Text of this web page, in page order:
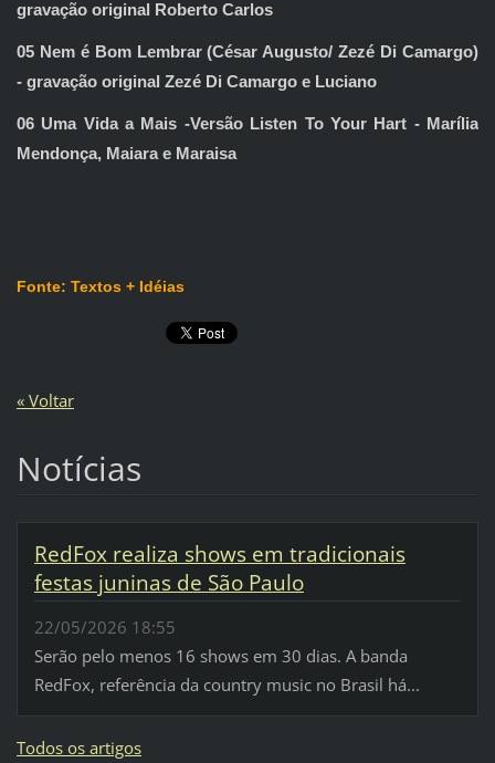
gravação original Roberto Carlos
05 Nem é Bom Lembrar (César Augusto/ Zezé Di Camargo)
- gravação original Zezé Di Camargo e Luciano
06 Uma Vida a Mais -Versão Listen To Your Hart - Marília
Mendonça, Maiara e Maraisa
Fonte: Textos + Idéias
« Voltar
Notícias
RedFox realiza shows em tradicionais
festas juninas de São Paulo
22/05/2026 18:55
Serão pelo menos 16 shows em 30 dias. A banda
RedFox, referência da country music no Brasil há...
Todos os artigos